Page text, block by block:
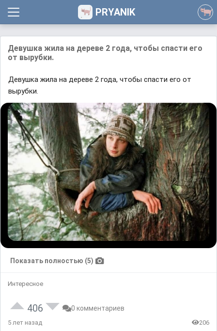
PRYANIK
Девушка жила на дереве 2 года, чтобы спасти его
от вырубки.
Девушка жила на дереве 2 года, чтобы спасти его от
вырубки.
Показать полностью (5)
Интересное
406 0 комментариев
5 лет назад 206